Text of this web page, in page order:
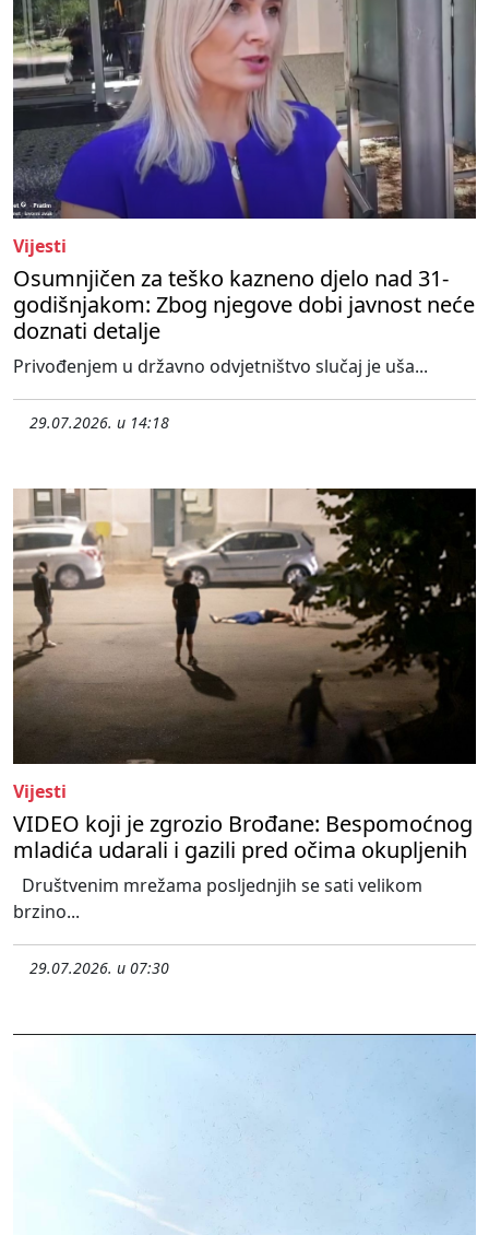
Vijesti
Osumnjičen za teško kazneno djelo nad 31-
godišnjakom: Zbog njegove dobi javnost neće
doznati detalje
Privođenjem u državno odvjetništvo slučaj je uša...
29.07.2026. u 14:18
Vijesti
VIDEO koji je zgrozio Brođane: Bespomoćnog
mladića udarali i gazili pred očima okupljenih
Društvenim mrežama posljednjih se sati velikom
brzino...
29.07.2026. u 07:30